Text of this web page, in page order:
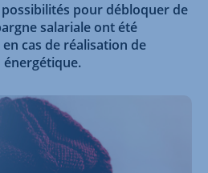
pour débloquer de
salariale ont été
cas de réalisation de